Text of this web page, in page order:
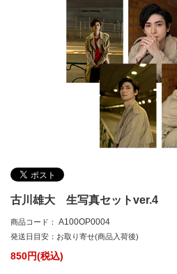
古川雄大 生写真セットver.4
商品コード： A100OP0004
発送日目安：お取り寄せ(商品入荷後)
850円(税込)